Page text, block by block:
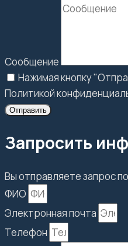
Сообщение
Нажимая кнопку
Политикой
Отправить
Запросить
Вы отправляете запрос
ФИО
Электронная почта
Телефон